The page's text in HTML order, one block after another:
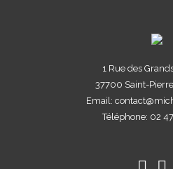
1 Rue des
37700 Saint-
Email:
Téléphone: 02